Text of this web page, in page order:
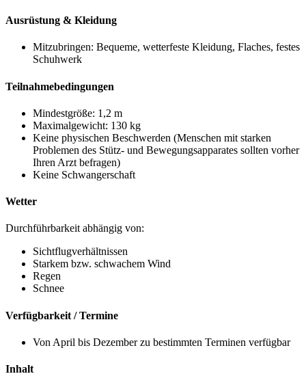
Ausrüstung & Kleidung
Mitzubringen: Bequeme, wetterfeste Kleidung, Flaches, festes
Schuhwerk
Teilnahmebedingungen
Mindestgröße: 1,2 m
Maximalgewicht: 130 kg
Keine physischen Beschwerden (Menschen mit starken
Problemen des Stütz- und Bewegungsapparates sollten vorher
Ihren Arzt befragen)
Keine Schwangerschaft
Wetter
Durchführbarkeit abhängig von:
Sichtflugverhältnissen
Starkem bzw. schwachem Wind
Regen
Schnee
Verfügbarkeit / Termine
Von April bis Dezember zu bestimmten Terminen verfügbar
Inhalt